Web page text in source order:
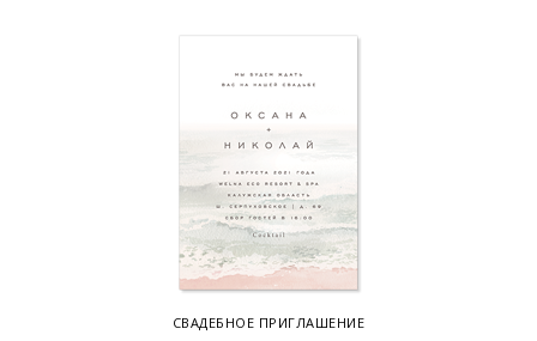
СВАДЕБНОЕ ПРИГЛАШЕНИЕ